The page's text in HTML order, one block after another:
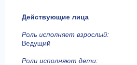
Действующие лица
Роль исполняет взрослый:
Ведущий
Роли исполняют дети: